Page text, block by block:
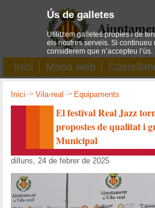
Inici Mapa web
Inici ->Vila-real -> Equipaments
El festival Real Jazz
propostes de qualitat i
Municipal
dilluns, 24 de febrer de 2025
Ús de galletes
Utilitzem galletes pròpies i de
els nostres serveis. Si continueu
considerem que n’accepteu l’ús.